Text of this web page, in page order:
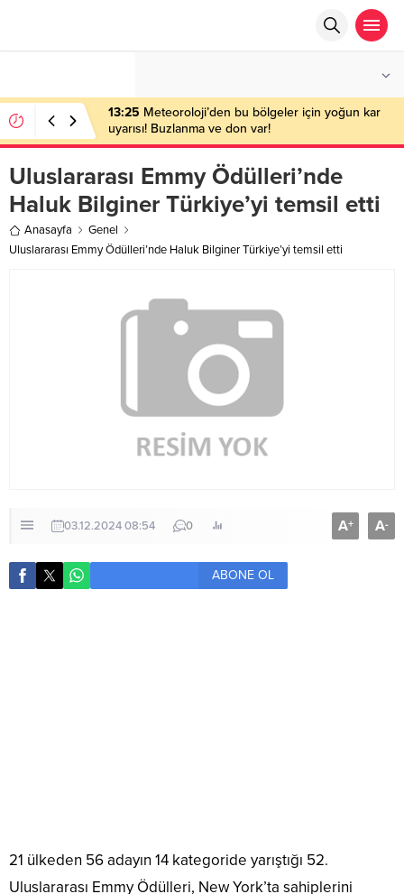
13:25 Meteoroloji’den bu bölgeler için yoğun kar
uyarısı! Buzlanma ve don var!
Uluslararası Emmy Ödülleri’nde
Haluk Bilginer Türkiye’yi temsil etti
Anasayfa
Genel
Uluslararası Emmy Ödülleri’nde Haluk Bilginer Türkiye’yi temsil etti
03.12.2024 08:54 0 A+ A-
ABONE OL
21 ülkeden 56 adayın 14 kategoride yarıştığı 52.
Uluslararası Emmy Ödülleri, New York’ta sahiplerini